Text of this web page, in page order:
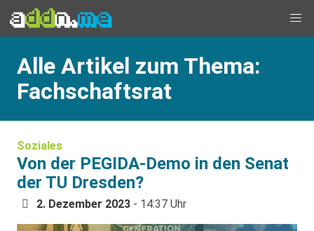
Alle Artikel zum Thema:
Fachschaftsrat
Soziales
Von der PEGIDA-Demo in den Senat
der TU Dresden?
2. Dezember 2023 - 14:37 Uhr